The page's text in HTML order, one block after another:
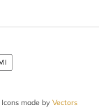
Icons made by Vectors